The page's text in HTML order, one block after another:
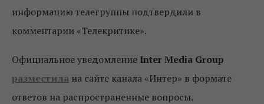
информацию телегруппы подтвердили в
комментарии «Телекритике».
Официальное уведомление Inter Media Group
разместила на сайте канала «Интер» в формате
ответов на распространенные вопросы.